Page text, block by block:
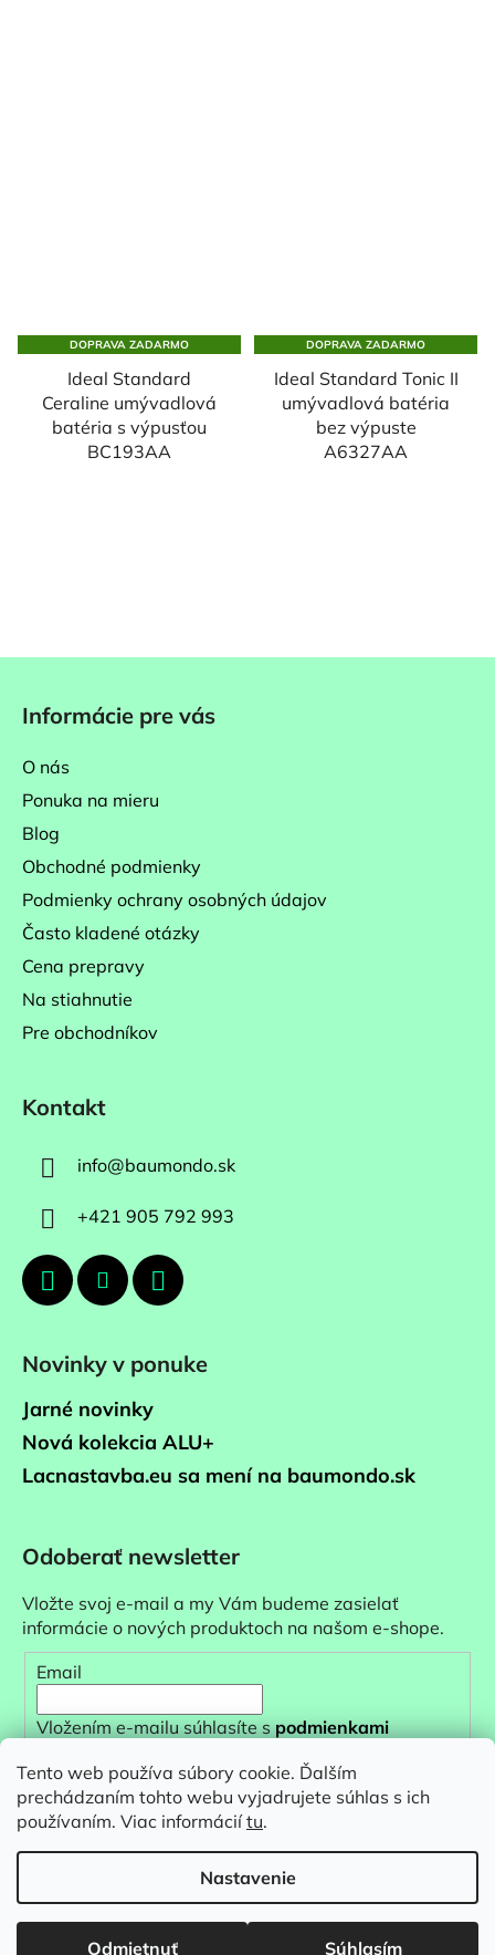
Tento web používa súbory cookie. Ďalším
prechádzaním tohto webu vyjadrujete súhlas s ich
používaním. Viac informáciítu.
Nastavenie
Odmietnuť Súhlasím
DOPRAVA ZADARMO
Ideal Standard
Ceraline umývadlová
batéria s výpusťou
BC193AA
DOPRAVA ZADARMO
Ideal Standard Tonic II
umývadlová batéria
bez výpuste
A6327AA
Informácie pre vás
O nás
Ponuka na mieru
Blog
Obchodné podmienky
Podmienky ochrany osobných údajov
Často kladené otázky
Cena prepravy
Na stiahnutie
Pre obchodníkov
Kontakt
info@baumondo.sk
+421 905 792 993
Novinky v ponuke
Jarné novinky
Nová kolekcia ALU+
Lacnastavba.eu sa mení na baumondo.sk
Odoberať newsletter
Vložte svoj e-mail a my Vám budeme zasielať
informácie o nových produktoch na našom e-shope.
Email
Vložením e-mailu súhlasíte spodmienkami
PRIHLÁSIŤ SA
Vytvoril Shoptet